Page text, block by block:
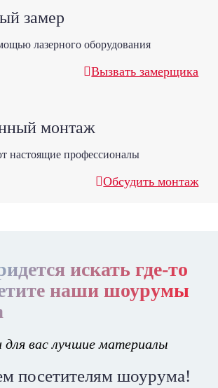
замер
лазерного оборудования
Вызвать замерщика
монтаж
настоящие профессионалы
Обсудить монтаж
искать где-то
наши шоурумы
вас лучшие материалы
посетителям шоурума!